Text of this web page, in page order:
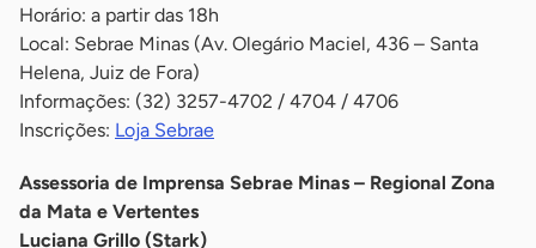
Horário: a partir das 18h
Local: Sebrae Minas (Av. Olegário Maciel, 436 – Santa
Helena, Juiz de Fora)
Informações: (32) 3257-4702 / 4704 / 4706
Inscrições: Loja Sebrae
Assessoria de Imprensa Sebrae Minas – Regional Zona
da Mata e Vertentes
Luciana Grillo (Stark)